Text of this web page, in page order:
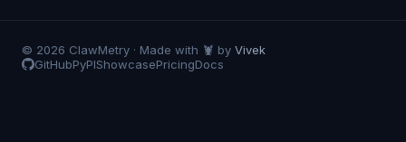
© 2026 ClawMetry · Made with 🦞 by Vivek
GitHubPyPIShowcasePricingDocs